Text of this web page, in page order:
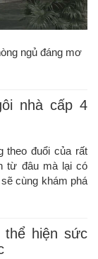
ngủ đáng mơ
nhà cấp 4
theo đuổi của rất
từ đâu mà lại có
cùng khám phá
thể hiện sức